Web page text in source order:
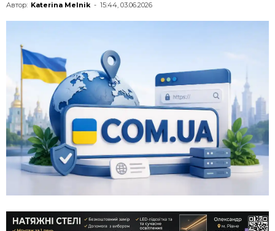
Автор: Katerina Melnik - 15:44, 03.06.2026